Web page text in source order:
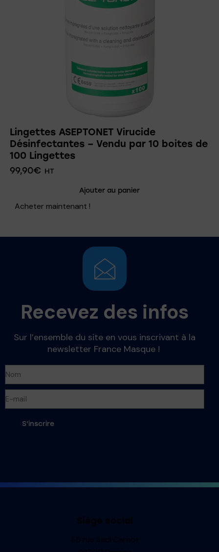
Lingettes ASEPTONET Virucide
Désinfectantes – Vendu par 10 boites de
100 Lingettes
99,90€ HT
Ajouter au panier
Acheter maintenant !
Recevez des infos
Sur l’ensemble du site en vous inscrivant à la
newsletter France Masque !
S'inscrire
Siège social
55 rue Sadi Carnot